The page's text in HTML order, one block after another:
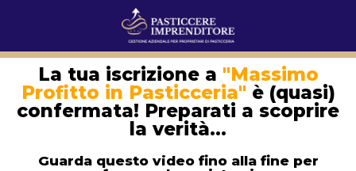
La tua iscrizione a "Massimo
Profitto in Pasticceria" è (quasi)
confermata! Preparati a scoprire
la verità...
Guarda questo video fino alla fine per